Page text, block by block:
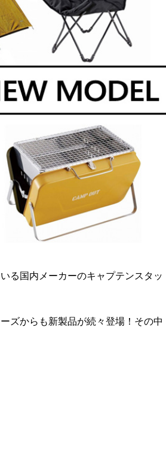
る国内メーカーのキャプテンスタッ
ズからも新製品が続々登場！その中